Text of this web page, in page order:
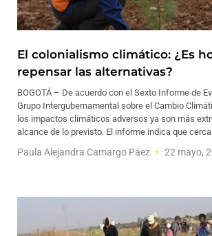
El colonialismo climático: ¿Es
repensar las alternativas?
BOGOTÁ – De acuerdo con el Sexto Informe de
Grupo Intergubernamental sobre el Cambio
los impactos climáticos adversos ya son más
alcance de lo previsto. El informe indica que
Paula Alejandra Camargo Páez 22 mayo,